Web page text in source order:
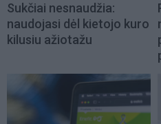
Sukčiai nesnaudžia:
naudojasi dėl kietojo kuro
kilusiu ažiotažu